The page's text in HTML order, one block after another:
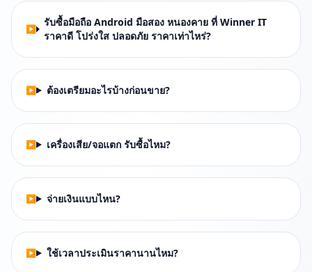
รับซื้อมือถือ Android มือสอง หนองคาย ที่ Winner IT
ราคาดี โปร่งใส ปลอดภัย ราคาเท่าไหร่?
ต้องเตรียมอะไรบ้างก่อนขาย?
เครื่องเสีย/จอแตก รับซื้อไหม?
จ่ายเงินแบบไหน?
ใช้เวลาประเมินราคานานไหม?